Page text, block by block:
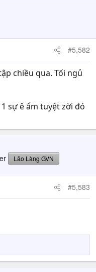
#5,582
chiều qua. Tối ngủ
sự ê ẩm tuyệt zời đó
Lão Làng GVN
#5,583